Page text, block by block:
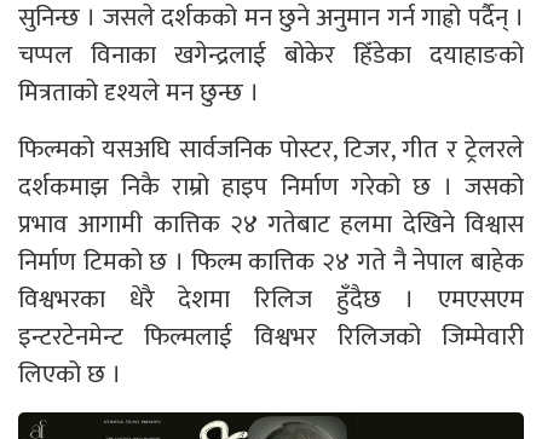
सुनिन्छ । जसले दर्शकको मन छुने अनुमान गर्न गाह्रो पर्दैन् ।
चप्पल विनाका खगेन्द्रलाई बोकेर हिँडेका दयाहाङको
मित्रताको दृश्यले मन छुन्छ ।
फिल्मको यसअघि सार्वजनिक पोस्टर, टिजर, गीत र ट्रेलरले
दर्शकमाझ निकै राम्रो हाइप निर्माण गरेको छ । जसको
प्रभाव आगामी कात्तिक २४ गतेबाट हलमा देखिने विश्वास
निर्माण टिमको छ । फिल्म कात्तिक २४ गते नै नेपाल बाहेक
विश्वभरका धेरै देशमा रिलिज हुँदैछ । एमएसएम
इन्टरटेनमेन्ट फिल्मलाई विश्वभर रिलिजको जिम्मेवारी
लिएको छ ।